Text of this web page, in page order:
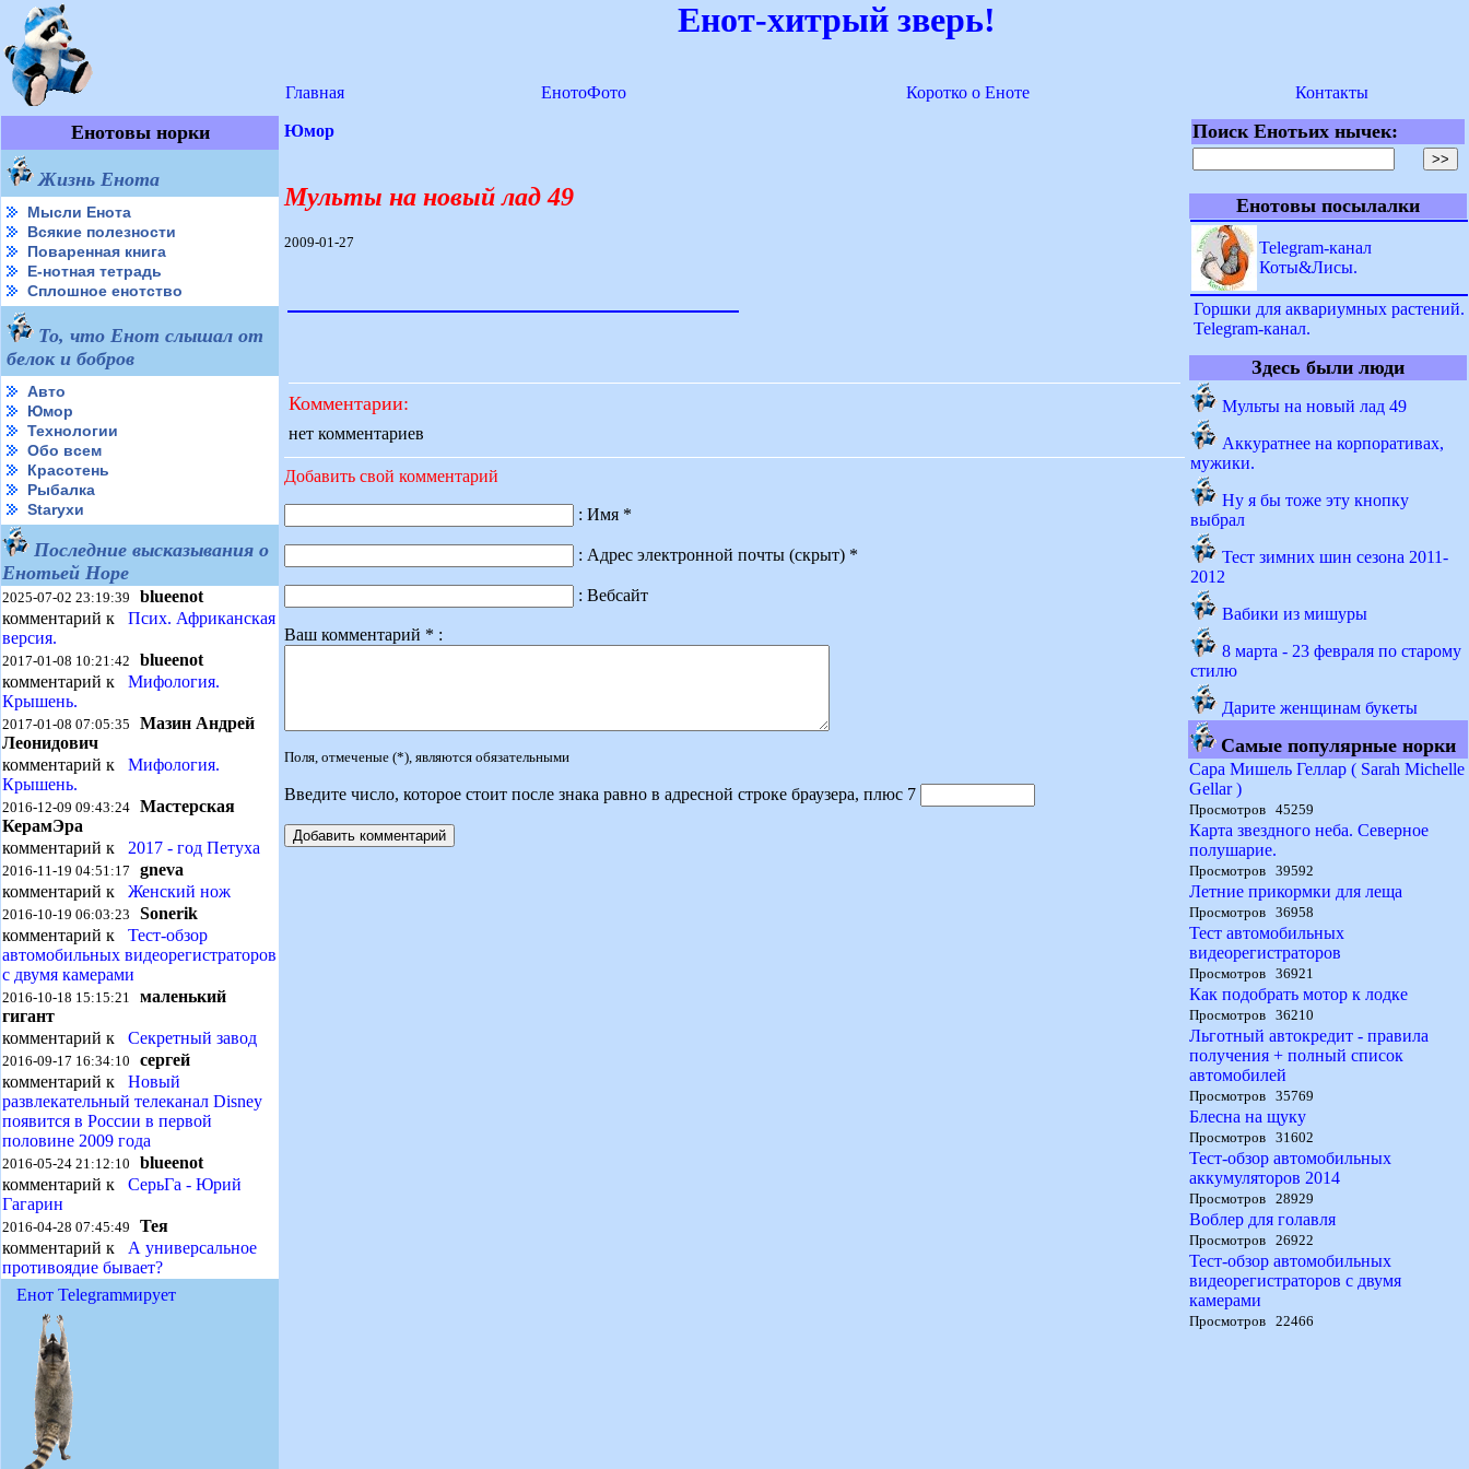
Енот-хитрый зверь!
Главная ЕнотоФото Коротко о Еноте Контакты
Енотовы норки
Жизнь Енота
Мысли Енота
Всякие полезности
Поваренная книга
Е-нотная тетрадь
Сплошное енотство
То, что Енот слышал от
белок и бобров
Авто
Юмор
Технологии
Обо всем
Красотень
Рыбалка
Starухи
Последние высказывания о
Енотьей Норе
2025-07-02 23:19:39 blueenot
комментарий к Псих. Африканская
версия.
2017-01-08 10:21:42 blueenot
комментарий к Мифология.
Крышень.
2017-01-08 07:05:35 Мазин Андрей
Леонидович
комментарий к Мифология.
Крышень.
2016-12-09 09:43:24 Мастерская
КерамЭра
комментарий к 2017 - год Петуха
2016-11-19 04:51:17 gneva
комментарий к Женский нож
2016-10-19 06:03:23 Sonerik
комментарий к Тест-обзор
автомобильных видеорегистраторов
с двумя камерами
2016-10-18 15:15:21 маленький
гигант
комментарий к Секретный завод
2016-09-17 16:34:10 сергей
комментарий к Новый
развлекательный телеканал Disney
появится в России в первой
половине 2009 года
2016-05-24 21:12:10 blueenot
комментарий к СерьГа - Юрий
Гагарин
2016-04-28 07:45:49 Тея
комментарий к А универсальное
противоядие бывает?
Енот Telegramмирует
Юмор
Мульты на новый лад 49
2009-01-27
Комментарии:
нет комментариев
Добавить свой комментарий
: Имя *
: Адрес электронной почты (скрыт) *
: Вебсайт
Ваш комментарий * :
Поля, отмеченые (*), являются обязательными
Введите число, которое стоит после знака равно в адресной строке браузера, плюс 7
Поиск Енотьих нычек:
Енотовы посылалки
Telegram-канал
Коты&Лисы.
Горшки для аквариумных растений.
Telegram-канал.
Здесь были люди
Мульты на новый лад 49
Аккуратнее на корпоративах,
мужики.
Ну я бы тоже эту кнопку
выбрал
Тест зимних шин сезона 2011-
2012
Вабики из мишуры
8 марта - 23 февраля по старому
стилю
Дарите женщинам букеты
Самые популярные норки
Сара Мишель Геллар ( Sarah Michelle
Gellar )
Просмотров 45259
Карта звездного неба. Северное
полушарие.
Просмотров 39592
Летние прикормки для леща
Просмотров 36958
Тест автомобильных
видеорегистраторов
Просмотров 36921
Как подобрать мотор к лодке
Просмотров 36210
Льготный автокредит - правила
получения + полный список
автомобилей
Просмотров 35769
Блесна на щуку
Просмотров 31602
Тест-обзор автомобильных
аккумуляторов 2014
Просмотров 28929
Воблер для голавля
Просмотров 26922
Тест-обзор автомобильных
видеорегистраторов с двумя
камерами
Просмотров 22466